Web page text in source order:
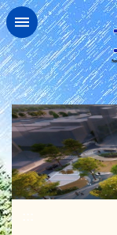
跳到主要內容區塊